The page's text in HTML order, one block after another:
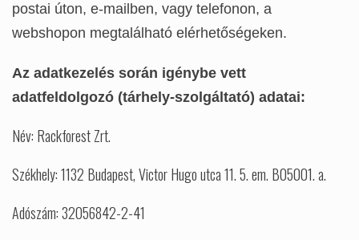
postai úton, e-mailben, vagy telefonon, a
webshopon megtalálható elérhetőségeken.
Az adatkezelés során igénybe vett
adatfeldolgozó (tárhely-szolgáltató) adatai:
Név: Rackforest Zrt.
Székhely: 1132 Budapest, Victor Hugo utca 11. 5. em. B05001. a.
Adószám: 32056842-2-41